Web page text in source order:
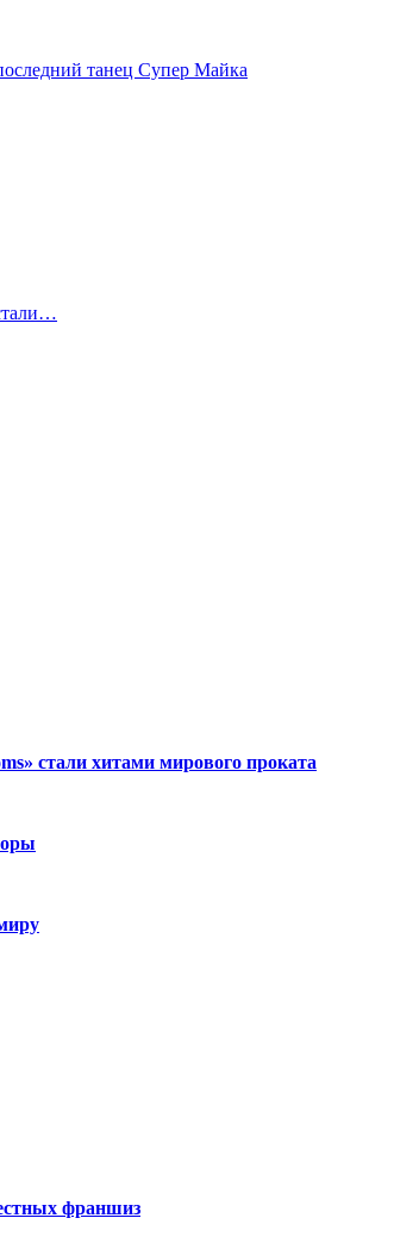
танец Супер Майка
стали хитами мирового проката
франшиз